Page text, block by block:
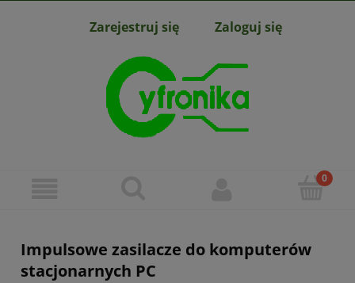
Zarejestruj się Zaloguj się
Impulsowe zasilacze do komputerów
stacjonarnych PC